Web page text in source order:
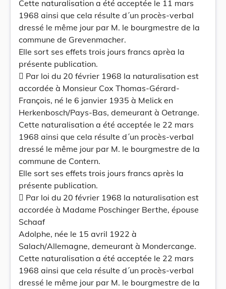
Cette naturalisation a été acceptée le 11 mars
1968 ainsi que cela résulte d´un procès-verbal
dressé le même jour par M. le bourgmestre de la
commune de Grevenmacher.
Elle sort ses effets trois jours francs aprèa la
présente publication.
 Par loi du 20 février 1968 la naturalisation est
accordée à Monsieur Cox Thomas-Gérard-
François, né le 6 janvier 1935 à Melick en
Herkenbosch/Pays-Bas, demeurant à Oetrange.
Cette naturalisation a été acceptée le 22 mars
1968 ainsi que cela résulte d´un procès-verbal
dressé le même jour par M. le bourgmestre de la
commune de Contern.
Elle sort ses effets trois jours francs après la
présente publication.
 Par loi du 20 février 1968 la naturalisation est
accordée à Madame Poschinger Berthe, épouse
Schaaf
Adolphe, née le 15 avril 1922 à
Salach/Allemagne, demeurant à Mondercange.
Cette naturalisation a été acceptée le 22 mars
1968 ainsi que cela résulte d´un procès-verbal
dressé le même jour par M. le bourgmestre de la